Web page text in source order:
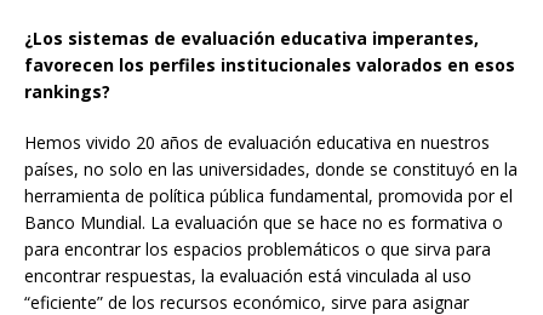
¿Los sistemas de evaluación educativa imperantes,
favorecen los perfiles institucionales valorados en esos
rankings?
Hemos vivido 20 años de evaluación educativa en nuestros
países, no solo en las universidades, donde se constituyó en la
herramienta de política pública fundamental, promovida por el
Banco Mundial. La evaluación que se hace no es formativa o
para encontrar los espacios problemáticos o que sirva para
encontrar respuestas, la evaluación está vinculada al uso
“eficiente” de los recursos económico, sirve para asignar